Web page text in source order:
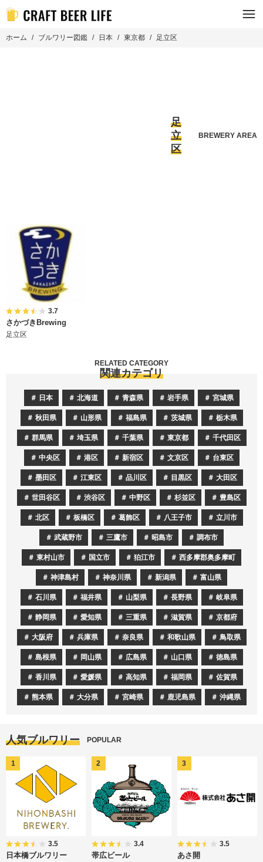
ホーム ブルワリー図鑑 日本 東京都 足立区
足
立
区
BREWERY AREA
3.7
さかづきBrewing
足立区
関連カテゴリ
RELATED CATEGORY
日本 北海道 青森県 岩手県 宮城県
秋田県 山形県 福島県 茨城県 栃木県
群馬県 埼玉県 千葉県 東京都 千代田区
中央区 港区 新宿区 文京区 台東区
墨田区 江東区 品川区 目黒区 大田区
世田谷区 渋谷区 中野区 杉並区 豊島区
北区 板橋区 葛飾区 八王子市 立川市
武蔵野市 三鷹市 昭島市 調布市
東村山市 国立市 狛江市 西多摩郡奥多摩町
神津島村 神奈川県 新潟県 富山県
石川県 福井県 山梨県 長野県 岐阜県
静岡県 愛知県 三重県 滋賀県 京都府
大阪府 兵庫県 奈良県 和歌山県 鳥取県
島根県 岡山県 広島県 山口県 徳島県
香川県 愛媛県 高知県 福岡県 佐賀県
熊本県 大分県 宮崎県 鹿児島県 沖縄県
人気ブルワリー POPULAR
3.5
日本橋ブルワリー
3.4
帯広ビール
3.5
あさ開